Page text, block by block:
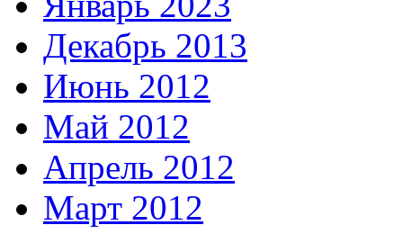
Декабрь 2013
Июнь 2012
Май 2012
Апрель 2012
Март 2012